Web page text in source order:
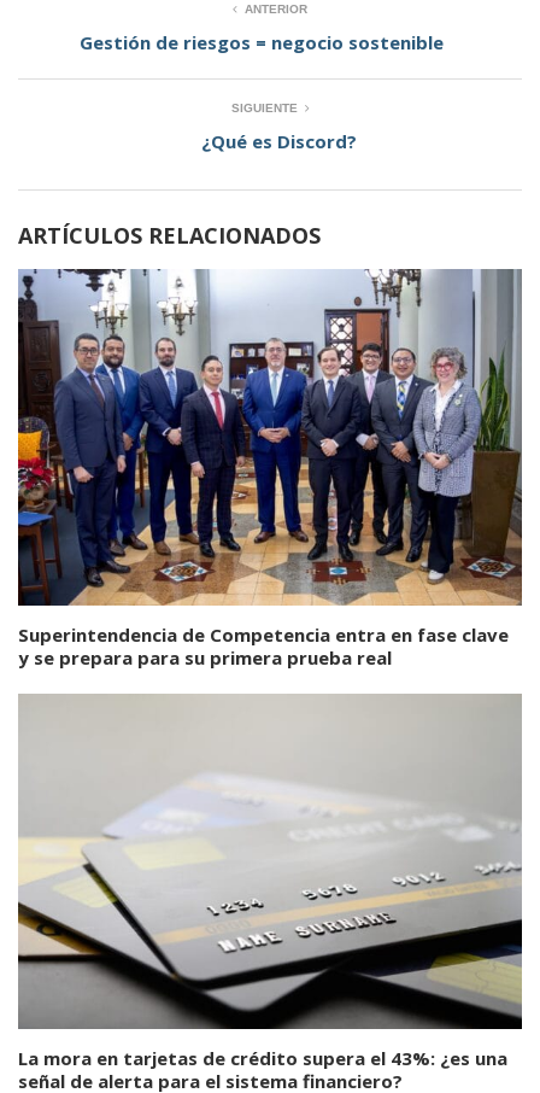
ANTERIOR
Gestión de riesgos = negocio sostenible
SIGUIENTE
¿Qué es Discord?
ARTÍCULOS RELACIONADOS
Superintendencia de Competencia entra en fase clave
y se prepara para su primera prueba real
La mora en tarjetas de crédito supera el 43%: ¿es una
señal de alerta para el sistema financiero?